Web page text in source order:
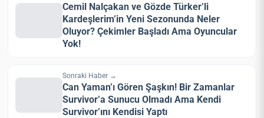
Cemil Nalçakan ve Gözde Türker’li
Kardeşlerim’in Yeni Sezonunda Neler
Oluyor? Çekimler Başladı Ama Oyuncular
Yok!
Sonraki Haber →
Can Yaman’ı Gören Şaşkın! Bir Zamanlar
Survivor’a Sunucu Olmadı Ama Kendi
Survivor’ını Kendisi Yaptı